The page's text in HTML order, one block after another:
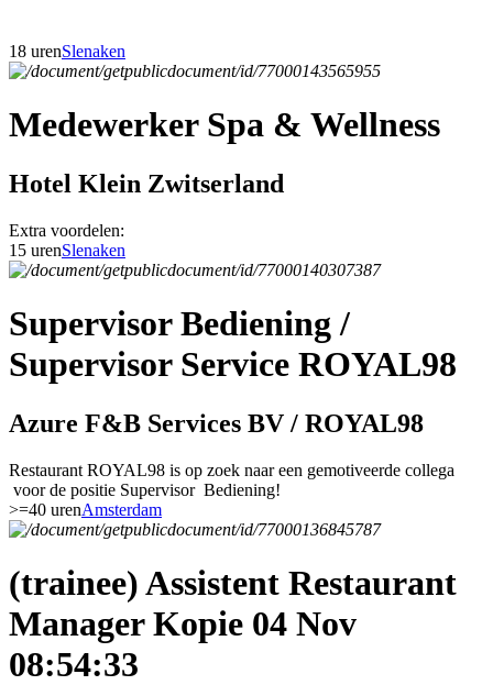
18 urenSlenaken
Medewerker Spa & Wellness
Hotel Klein Zwitserland
Extra voordelen:
15 urenSlenaken
Supervisor Bediening /
Supervisor Service ROYAL98
Azure F&B Services BV / ROYAL98
Restaurant ROYAL98 is op zoek naar een gemotiveerde collega
voor de positie Supervisor Bediening!
>=40 urenAmsterdam
(trainee) Assistent Restaurant
Manager Kopie 04 Nov
08:54:33